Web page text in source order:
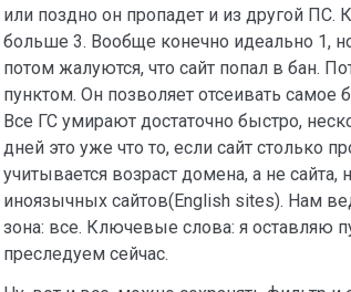
или поздно он пропадет и из другой
больше 3. Вообще конечно идеально 1,
потом жалуются, что сайт попал в бан.
пунктом. Он позволяет отсеивать
Все ГС умирают достаточно быстро,
дней это уже что то, если сайт столько
учитывается возраст домена, а не
иноязычных сайтов(English sites). Нам
зона: все. Ключевые слова: я оставляю
преследуем сейчас.